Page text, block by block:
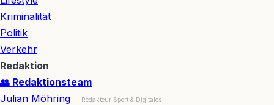
Kriminalität
Politik
Verkehr
Redaktion
👥 Redaktionsteam
Julian Möhring — Redakteur Sport & Digitales